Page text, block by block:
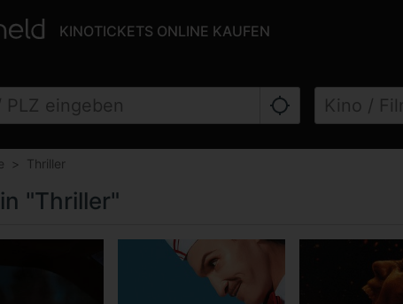
KINOTICKETS ONLINE KAUFEN
Thriller
"Thriller"